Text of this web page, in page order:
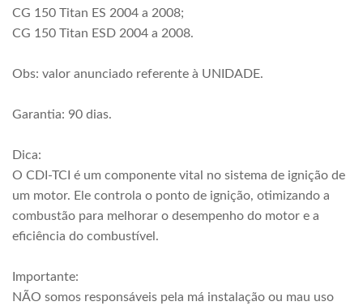
CG 150 Titan ES 2004 a 2008;
CG 150 Titan ESD 2004 a 2008.
Obs: valor anunciado referente à UNIDADE.
Garantia: 90 dias.
Dica:
O CDI-TCI é um componente vital no sistema de ignição de
um motor. Ele controla o ponto de ignição, otimizando a
combustão para melhorar o desempenho do motor e a
eficiência do combustível.
Importante:
NÃO somos responsáveis pela má instalação ou mau uso